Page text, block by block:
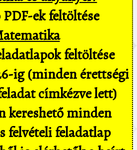
ek feltöltése
feltöltése
ig (minden érettségi
címkézve lett)
kereshető minden
felvételi feladatlap